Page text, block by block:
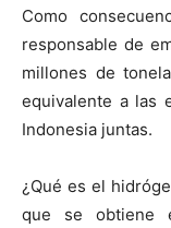
Como
responsable de
millones de
equivalente a las
Indonesia juntas.
¿Qué es el
que se obtiene